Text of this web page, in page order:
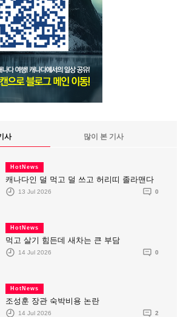
사 많이 본 기사
HotNews
캐나다인 덜 먹고 덜 쓰고 허리띠 졸라맨다
13 Jul 2026 0
HotNews
먹고 살기 힘든데 새차는 큰 부담
14 Jul 2026 0
HotNews
조성훈 장관 숙박비용 논란
14 Jul 2026 2